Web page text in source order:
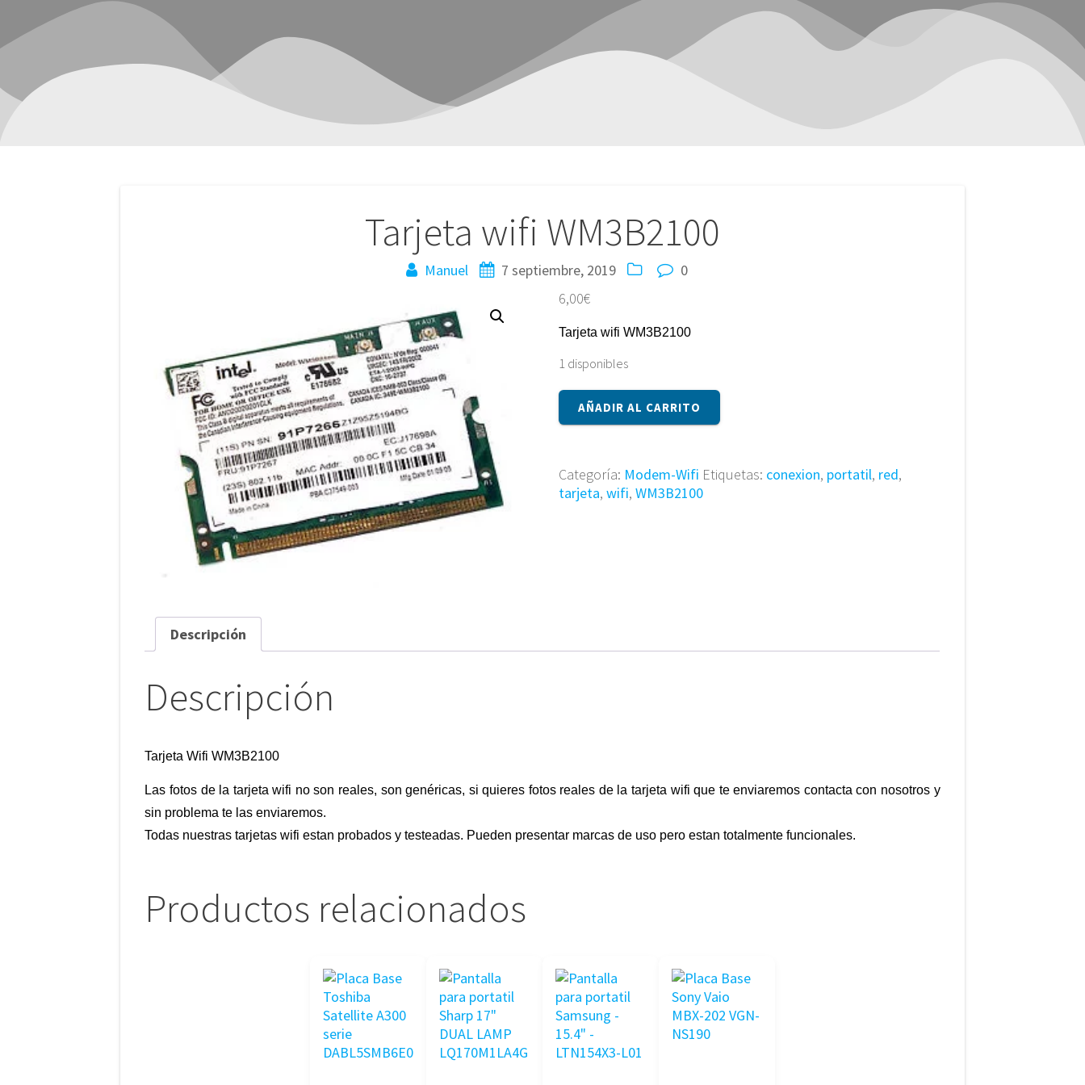
Tarjeta wifi WM3B2100
Manuel 7 septiembre, 2019
0
6,00€
Tarjeta wifi WM3B2100
1 disponibles
Tarjeta
wifi
AÑADIR AL CARRITO
Categoría: Modem-Wifi Etiquetas: conexion, portatil, red,
tarjeta, wifi, WM3B2100
Descripción
Descripción
Tarjeta Wifi WM3B2100
Las fotos de la tarjeta wifi no son reales, son genéricas, si quieres fotos reales de la tarjeta wifi que te enviaremos contacta con nosotros y
sin problema te las enviaremos.
Todas nuestras tarjetas wifi estan probados y testeadas. Pueden presentar marcas de uso pero estan totalmente funcionales.
Productos relacionados